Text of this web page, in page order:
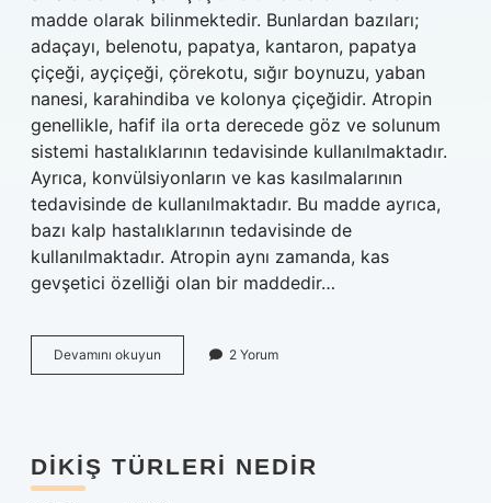
madde olarak bilinmektedir. Bunlardan bazıları;
adaçayı, belenotu, papatya, kantaron, papatya
çiçeği, ayçiçeği, çörekotu, sığır boynuzu, yaban
nanesi, karahindiba ve kolonya çiçeğidir. Atropin
genellikle, hafif ila orta derecede göz ve solunum
sistemi hastalıklarının tedavisinde kullanılmaktadır.
Ayrıca, konvülsiyonların ve kas kasılmalarının
tedavisinde de kullanılmaktadır. Bu madde ayrıca,
bazı kalp hastalıklarının tedavisinde de
kullanılmaktadır. Atropin aynı zamanda, kas
gevşetici özelliği olan bir maddedir…
Devamını okuyun
nedir
2 Yorum
DIKIŞ TÜRLERI NEDIR